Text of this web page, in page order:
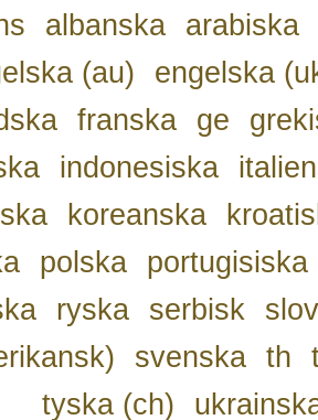
albanska
arabiska
(au)
engelska
franska ge
indonesiska
koreanska
polska
portugisiska
ryska serbisk
svenska th
tyska (ch)